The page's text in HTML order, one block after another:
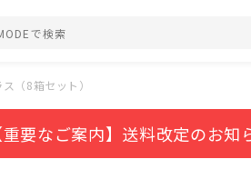
（8箱セット）
重要なご案内】送料改定のお